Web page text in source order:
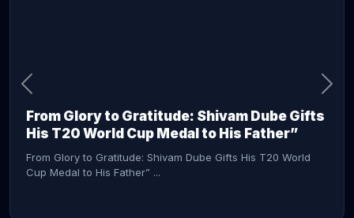
From Glory to Gratitude: Shivam Dube Gifts
His T20 World Cup Medal to His Father”
From Glory to Gratitude: Shivam Dube Gifts His T20 World
Cup Medal to His Father” ...